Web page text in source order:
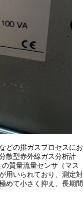
どの排ガスプロセスにお
散型赤外線ガス分析計
質量流量センサ（マス
用いられており、測定対
めて小さく抑え、長期間